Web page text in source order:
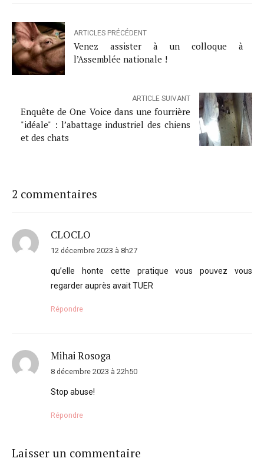
ARTICLES PRÉCÉDENT
Venez assister à un colloque à
l’Assemblée nationale !
ARTICLE SUIVANT
Enquête de One Voice dans une fourrière
"idéale" : l’abattage industriel des chiens
et des chats
2 commentaires
CLOCLO
12 décembre 2023 à 8h27
qu’elle honte cette pratique vous pouvez vous
regarder auprès avait TUER
Répondre
Mihai Rosoga
8 décembre 2023 à 22h50
Stop abuse!
Répondre
Laisser un commentaire